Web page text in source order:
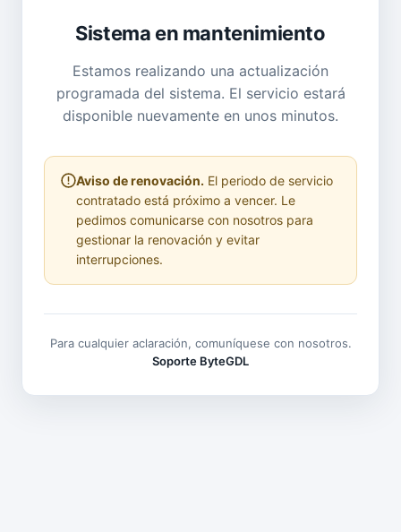
Sistema en mantenimiento
Estamos realizando una actualización
programada del sistema. El servicio estará
disponible nuevamente en unos minutos.
Aviso de renovación. El periodo de servicio
contratado está próximo a vencer. Le
pedimos comunicarse con nosotros para
gestionar la renovación y evitar
interrupciones.
Para cualquier aclaración, comuníquese con nosotros.
Soporte ByteGDL